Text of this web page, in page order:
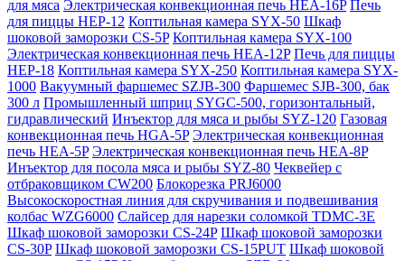
для мяса Электрическая конвекционная печь HEA-16P Печь
для пиццы HEP-12 Коптильная камера SYX-50 Шкаф
шоковой заморозки CS-5P Коптильная камера SYX-100
Электрическая конвекционная печь HEA-12P Печь для пиццы
HEP-18 Коптильная камера SYX-250 Коптильная камера SYX-
1000 Вакуумный фаршемес SZJB-300 Фаршемес SJB-300, бак
300 л Промышленный шприц SYGC-500, горизонтальный,
гидравлический Инъектор для мяса и рыбы SYZ-120 Газовая
конвекционная печь HGA-5P Электрическая конвекционная
печь HEA-5P Электрическая конвекционная печь HEA-8P
Инъектор для посола мяса и рыбы SYZ-80 Чеквейер с
отбраковщиком CW200 Блокорезка PRJ6000
Высокоскоростная линия для скручивания и подвешивания
колбас WZG6000 Слайсер для нарезки соломкой TDMC-3E
Шкаф шоковой заморозки CS-24P Шкаф шоковой заморозки
CS-30P Шкаф шоковой заморозки CS-15PUT Шкаф шоковой